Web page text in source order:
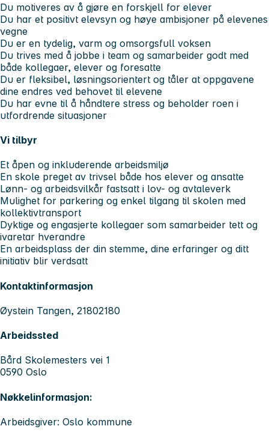
Du motiveres av å gjøre en forskjell for elever
Du har et positivt elevsyn og høye ambisjoner på elevenes
vegne
Du er en tydelig, varm og omsorgsfull voksen
Du trives med å jobbe i team og samarbeider godt med
både kollegaer, elever og foresatte
Du er fleksibel, løsningsorientert og tåler at oppgavene
dine endres ved behovet til elevene
Du har evne til å håndtere stress og beholder roen i
utfordrende situasjoner
Vi tilbyr
Et åpen og inkluderende arbeidsmiljø
En skole preget av trivsel både hos elever og ansatte
Lønn- og arbeidsvilkår fastsatt i lov- og avtaleverk
Mulighet for parkering og enkel tilgang til skolen med
kollektivtransport
Dyktige og engasjerte kollegaer som samarbeider tett og
ivaretar hverandre
En arbeidsplass der din stemme, dine erfaringer og ditt
initiativ blir verdsatt
Kontaktinformasjon
Øystein Tangen, 21802180
Arbeidssted
Bård Skolemesters vei 1
0590 Oslo
Nøkkelinformasjon:
Arbeidsgiver: Oslo kommune